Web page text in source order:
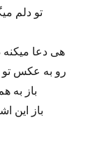
تو دلم
هی دعا میکنه
رو به عکس تو
باز به
باز این